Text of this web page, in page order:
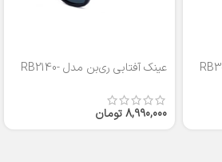
عینک آفتابی ری‌بن مدل RB2140-
8,990,000تومان